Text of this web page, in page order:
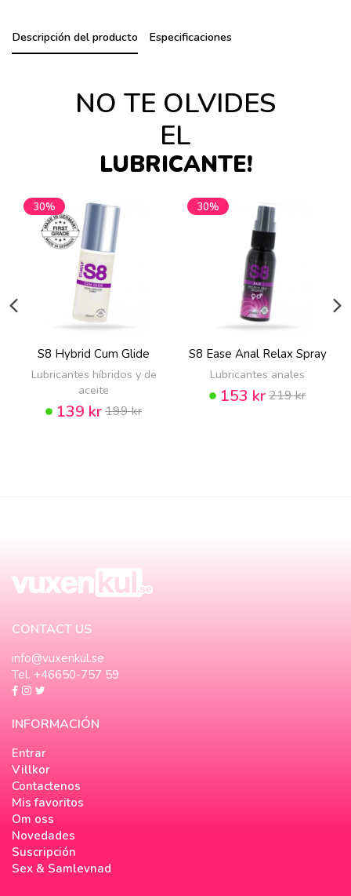
Descripción del producto Especificaciones
NO TE OLVIDES
EL
LUBRICANTE!
30%
S8 Hybrid Cum Glide
Lubricantes híbridos y de
aceite
139 kr199 kr
30%
S8 Ease Anal Relax Spray
Lubricantes anales
153 kr219 kr
CONTACT US
info@vuxenkul.se
Tel. +46650-757 59
INFORMACIÓN
Entrar
Villkor
Contactenos
Mis favoritos
Om oss
Novedades
Suscripción
Sex & Samlevnad